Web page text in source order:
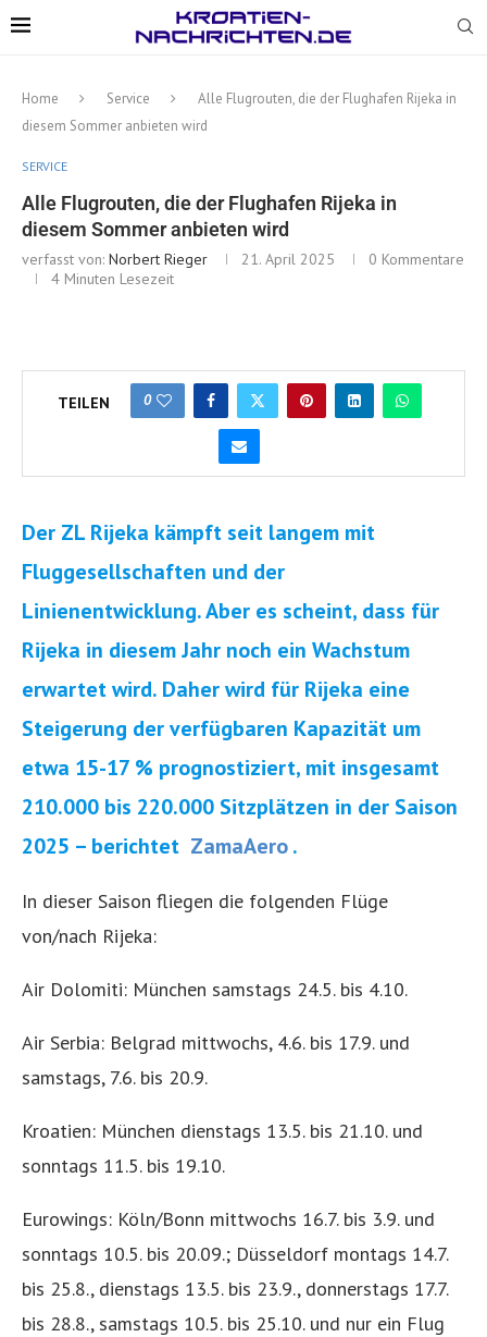
Home Service
Alle Flugrouten, die der Flughafen Rijeka in
diesem Sommer anbieten wird
SERVICE
Alle Flugrouten, die der Flughafen Rijeka in
diesem Sommer anbieten wird
verfasst von: Norbert Rieger 21. April 2025
0 Kommentare
4 Minuten Lesezeit
TEILEN 0
Der ZL Rijeka kämpft seit langem mit
Fluggesellschaften und der
Linienentwicklung. Aber es scheint, dass für
Rijeka in diesem Jahr noch ein Wachstum
erwartet wird. Daher wird für Rijeka eine
Steigerung der verfügbaren Kapazität um
etwa 15-17 % prognostiziert, mit insgesamt
210.000 bis 220.000 Sitzplätzen in der Saison
2025 – berichtet ZamaAero.
In dieser Saison fliegen die folgenden Flüge
von/nach Rijeka:
Air Dolomiti: München samstags 24.5. bis 4.10.
Air Serbia: Belgrad mittwochs, 4.6. bis 17.9. und
samstags, 7.6. bis 20.9.
Kroatien: München dienstags 13.5. bis 21.10. und
sonntags 11.5. bis 19.10.
Eurowings: Köln/Bonn mittwochs 16.7. bis 3.9. und
sonntags 10.5. bis 20.09.; Düsseldorf montags 14.7.
bis 25.8., dienstags 13.5. bis 23.9., donnerstags 17.7.
bis 28.8., samstags 10.5. bis 25.10. und nur ein Flug